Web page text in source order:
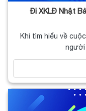
Đi XKLĐ Nhật
Khi tìm hiểu về